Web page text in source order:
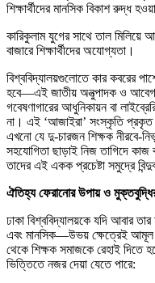
শিক্ষার্থীদের মানসিক বিকাশ রুদ্ধ
কারিকুলাম যুগের সাথে তাল মিলিয়ে
বাজারে শিক্ষার্থীদের অযোগ্যতা।
বিশ্ববিদ্যালয়গুলোতে কার কবরের
হবে—এই জাতীয় অনুত্পাদক ও
গবেষণাগারের আধুনিকায়ন বা
না। এই ‘আজাইরা’ সংস্কৃতি প্রকৃত
এখনো যে দু-চারজন শিক্ষক নীরবে-
সহযোগিতা ছাড়াই নিজ তাগিদে
তাদের এই একক প্রচেষ্টা সমুদ্রে
ঐতিহ্য ফেরানোর উপায় ও
ঢাকা বিশ্ববিদ্যালয়কে যদি আবার
এবং মানসিক—উভয় ক্ষেত্রেই আমূল
থেকে শিক্ষক সমাজকে রেহাই
ভিত্তিতে নজর দেয়া যেতে পারে: